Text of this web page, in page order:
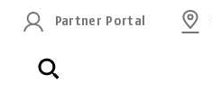
Partner Portal